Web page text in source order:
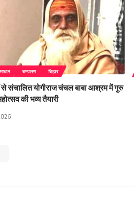
चम्पारण बिहार
से संचालित योगीराज चंचल बाबा आश्रम में गुरु
की भव्य तैयारी